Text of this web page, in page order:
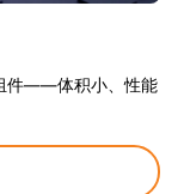
件——体积小、性能